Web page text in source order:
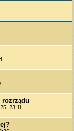
rozrządu
23:11